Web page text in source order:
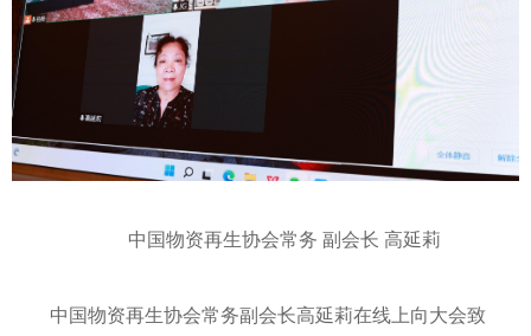
中国物资再生协会常务 副会长 高延莉
中国物资再生协会常务副会长高延莉在线上向大会致